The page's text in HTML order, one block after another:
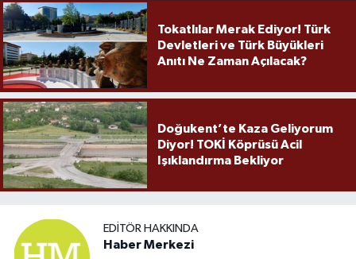
Tokatlılar Merak Ediyor! Türk
Devletleri ve Türk Büyükleri
Anıtı Ne Zaman Açılacak?
Doğukent’te Kaza Geliyorum
Diyor! TOKİ Köprüsü Acil
Işıklandırma Bekliyor
EDITÖR HAKKINDA
Haber Merkezi